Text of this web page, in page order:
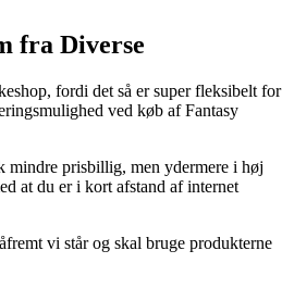
fra Diverse
fordi det så er super fleksibelt for
ved køb af Fantasy
mindre prisbillig, men ydermere i høj
at du er i kort afstand af internet
vi står og skal bruge produkterne